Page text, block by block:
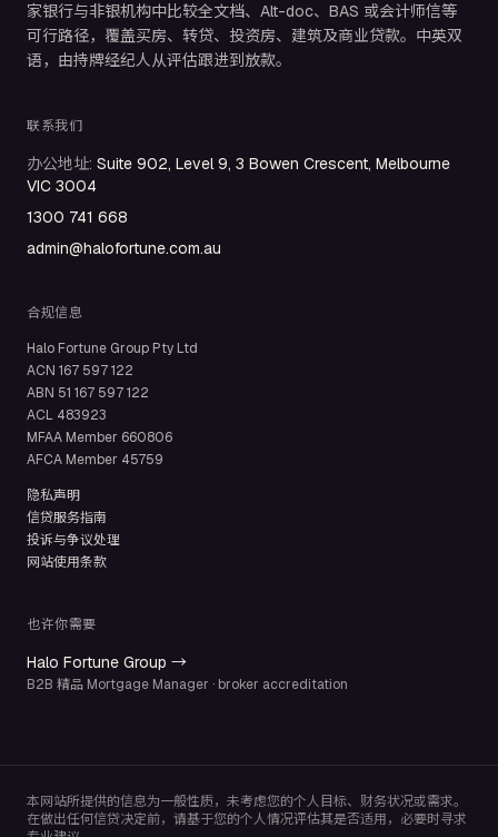
家银行与非银机构中比较全文档、Alt-doc、BAS 或会计师信等
可行路径，覆盖买房、转贷、投资房、建筑及商业贷款。中英双
语，由持牌经纪人从评估跟进到放款。
联系我们
办公地址: Suite 902, Level 9, 3 Bowen Crescent, Melbourne
VIC 3004
1300 741 668
admin@halofortune.com.au
合规信息
Halo Fortune Group Pty Ltd
ACN 167 597 122
ABN 51 167 597 122
ACL 483923
MFAA Member 660806
AFCA Member 45759
隐私声明
信贷服务指南
投诉与争议处理
网站使用条款
也许你需要
Halo Fortune Group →
B2B 精品 Mortgage Manager · broker accreditation
本网站所提供的信息为一般性质，未考虑您的个人目标、财务状况或需求。
在做出任何信贷决定前，请基于您的个人情况评估其是否适用，必要时寻求